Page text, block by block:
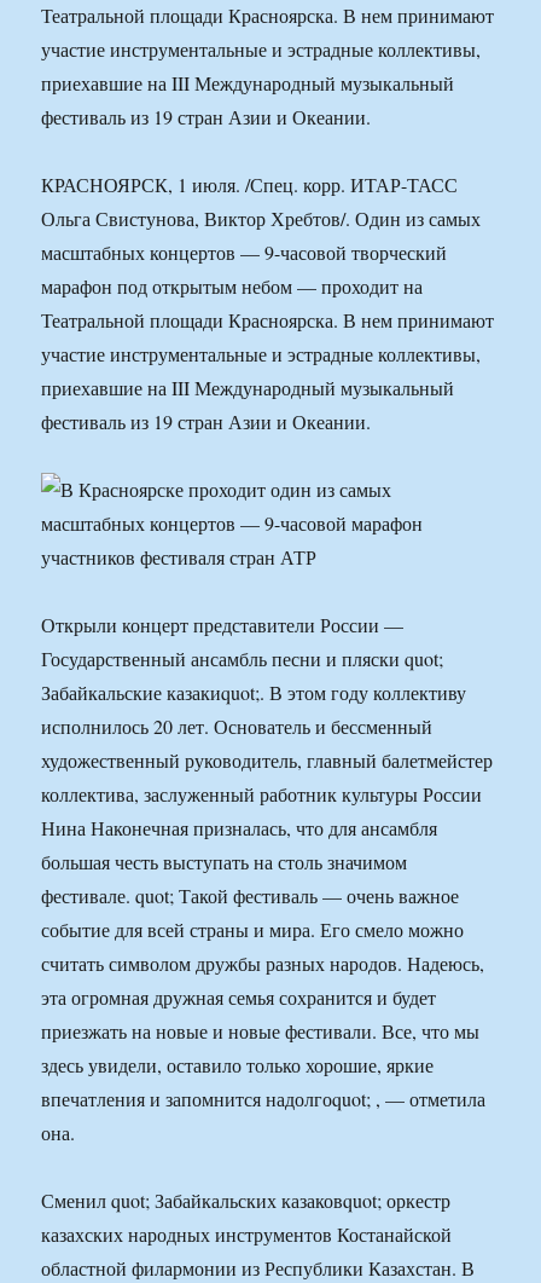
Театральной площади Красноярска. В нем принимают
участие инструментальные и эстрадные коллективы,
приехавшие на III Международный музыкальный
фестиваль из 19 стран Азии и Океании.
КРАСНОЯРСК, 1 июля. /Спец. корр. ИТАР-ТАСС
Ольга Свистунова, Виктор Хребтов/. Один из самых
масштабных концертов — 9-часовой творческий
марафон под открытым небом — проходит на
Театральной площади Красноярска. В нем принимают
участие инструментальные и эстрадные коллективы,
приехавшие на III Международный музыкальный
фестиваль из 19 стран Азии и Океании.
Открыли концерт представители России —
Государственный ансамбль песни и пляски quot;
Забайкальские казакиquot;. В этом году коллективу
исполнилось 20 лет. Основатель и бессменный
художественный руководитель, главный балетмейстер
коллектива, заслуженный работник культуры России
Нина Наконечная призналась, что для ансамбля
большая честь выступать на столь значимом
фестивале. quot; Такой фестиваль — очень важное
событие для всей страны и мира. Его смело можно
считать символом дружбы разных народов. Надеюсь,
эта огромная дружная семья сохранится и будет
приезжать на новые и новые фестивали. Все, что мы
здесь увидели, оставило только хорошие, яркие
впечатления и запомнится надолгоquot; , — отметила
она.
Сменил quot; Забайкальских казаковquot; оркестр
казахских народных инструментов Костанайской
областной филармонии из Республики Казахстан. В